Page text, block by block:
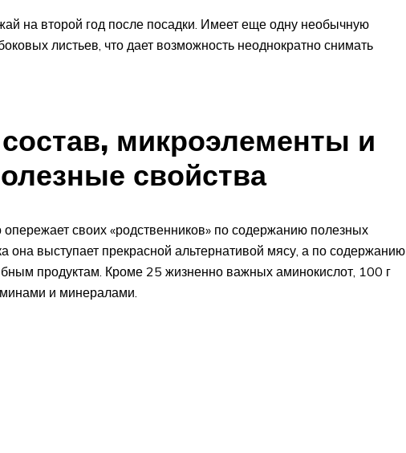
на второй год после посадки. Имеет еще одну необычную
листьев, что дает возможность неоднократно снимать
микроэлементы и
свойства
опережает своих «родственников» по содержанию полезных
она выступает прекрасной альтернативой мясу, а по содержанию
продуктам. Кроме 25 жизненно важных аминокислот, 100 г
и минералами.